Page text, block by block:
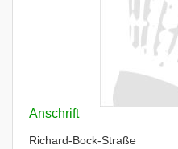
Anschrift
Richard-Bock-Straße